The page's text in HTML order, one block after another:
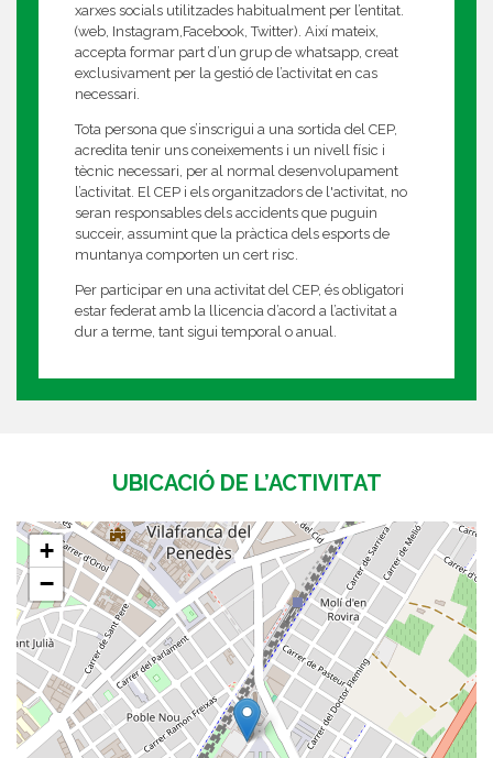
xarxes socials utilitzades habitualment per l’entitat.
(web, Instagram,Facebook, Twitter). Així mateix,
accepta formar part d’un grup de whatsapp, creat
exclusivament per la gestió de l’activitat en cas
necessari.
Tota persona que s’inscrigui a una sortida del CEP,
acredita tenir uns coneixements i un nivell físic i
tècnic necessari, per al normal desenvolupament
l’activitat. El CEP i els organitzadors de l'activitat, no
seran responsables dels accidents que puguin
succeir, assumint que la pràctica dels esports de
muntanya comporten un cert risc.
Per participar en una activitat del CEP, és obligatori
estar federat amb la llicencia d’acord a l’activitat a
dur a terme, tant sigui temporal o anual.
UBICACIÓ DE L’ACTIVITAT
+
−